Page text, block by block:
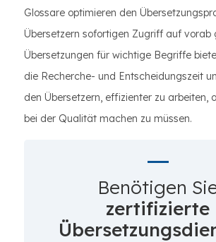
Glossare optimieren den
Übersetzern sofortigen Zugriff auf vorab
Übersetzungen für wichtige Begriffe
die Recherche- und Entscheidungszeit
den Übersetzern, effizienter zu arbeiten,
bei der Qualität machen zu müssen.
Benötigen
zertifizierte